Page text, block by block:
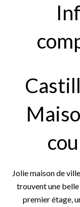
Jolie maison de
trouvent une belle
premier étage,